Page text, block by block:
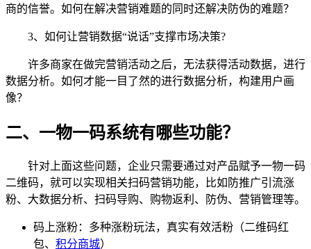
商的信誉。如何在解决营销难题的同时还解决防伪的难题？
3、如何让营销数据“说话”支撑市场决策?
许多商家在做完营销活动之后，无法获得活动数据，进行
数据分析。如何才能一目了然的进行数据分析，构建用户画
像？
二、一物一码系统有哪些功能？
针对上面这些问题，企业只需要通过对产品赋予一物一码
二维码，就可以实现相关扫码营销功能，比如防推广引流涨
粉、大数据分析、扫码导购、购物返利、防伪、营销管理等。
码上涨粉：多种涨粉玩法，真实有效活粉（二维码红
包、 积分商城）